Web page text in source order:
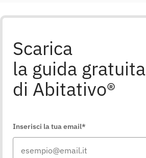
Scarica
la guida gratuita
di Abitativo®
Inserisci la tua email*